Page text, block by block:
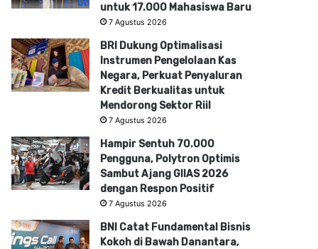
untuk 17.000 Mahasiswa Baru
7 Agustus 2026
BRI Dukung Optimalisasi
Instrumen Pengelolaan Kas
Negara, Perkuat Penyaluran
Kredit Berkualitas untuk
Mendorong Sektor Riil
7 Agustus 2026
Hampir Sentuh 70.000
Pengguna, Polytron Optimis
Sambut Ajang GIIAS 2026
dengan Respon Positif
7 Agustus 2026
BNI Catat Fundamental Bisnis
Kokoh di Bawah Danantara,